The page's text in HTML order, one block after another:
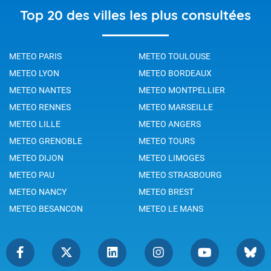
Top 20 des villes les plus consultées
METEO PARIS
METEO TOULOUSE
METEO LYON
METEO BORDEAUX
METEO NANTES
METEO MONTPELLIER
METEO RENNES
METEO MARSEILLE
METEO LILLE
METEO ANGERS
METEO GRENOBLE
METEO TOURS
METEO DIJON
METEO LIMOGES
METEO PAU
METEO STRASBOURG
METEO NANCY
METEO BREST
METEO BESANCON
METEO LE MANS